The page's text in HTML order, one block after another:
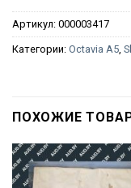
Артикул: 000003417
Категории: Octavia A5
ПОХОЖИЕ